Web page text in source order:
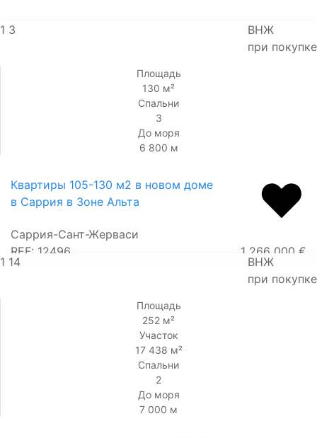
1 3
ВНЖ
при покупке
Площадь
130 м²
Спальни
3
До моря
6 800 м
Квартиры 105-130 м2 в новом доме
в Саррия в Зоне Альта
Саррия-Сант-Жерваси
REF: 12496
1 266 000 €
1 14
ВНЖ
при покупке
Площадь
252 м²
Участок
17 438 м²
Спальни
2
До моря
7 000 м